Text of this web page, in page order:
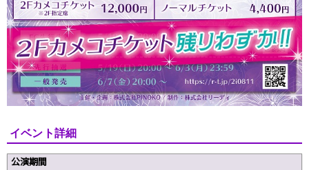
イベント詳細
公演期間